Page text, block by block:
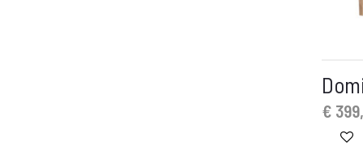
€